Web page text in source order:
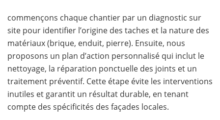
commençons chaque chantier par un diagnostic sur
site pour identifier l’origine des taches et la nature des
matériaux (brique, enduit, pierre). Ensuite, nous
proposons un plan d’action personnalisé qui inclut le
nettoyage, la réparation ponctuelle des joints et un
traitement préventif. Cette étape évite les interventions
inutiles et garantit un résultat durable, en tenant
compte des spécificités des façades locales.